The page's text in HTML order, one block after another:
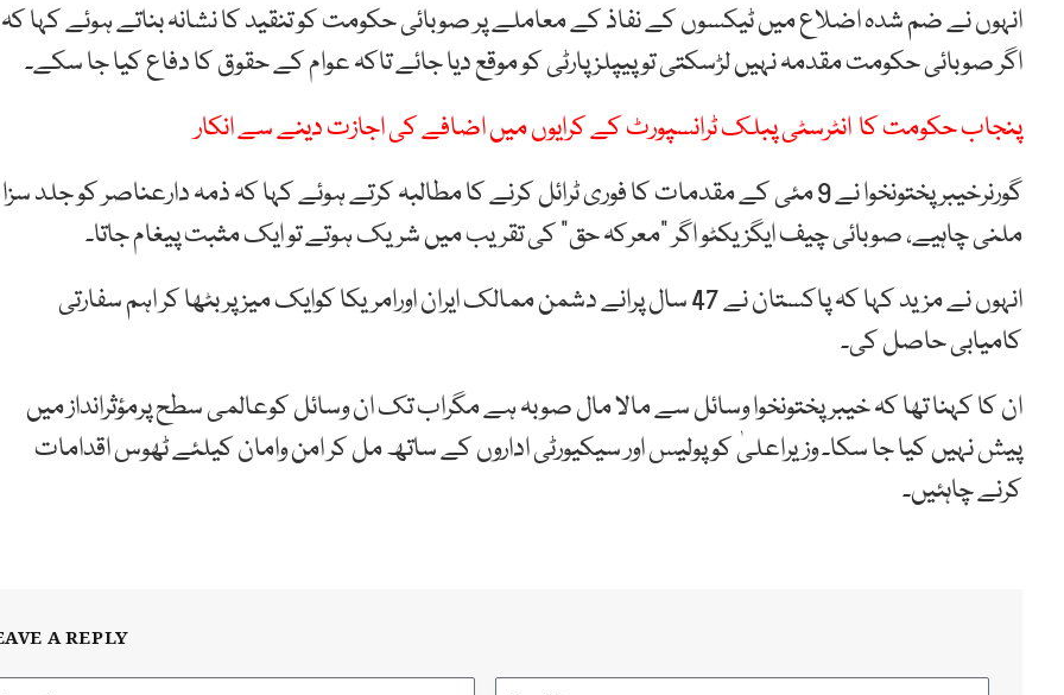
انہوں نے ضم شدہ اضلاع میں ٹیکسوں کے نفاذ کے معاملے پر صوبائی حکومت کو تنقید کا نشانہ بناتے ہوئے کہا کہ
اگر صوبائی حکومت مقدمہ نہیں لڑسکتی تو پیپلزپارٹی کو موقع دیا جائے تاکہ عوام کے حقوق کا دفاع کیا جا سکے۔
پنجاب حکومت کا انٹرسٹی پبلک ٹرانسپورٹ کے کرایوں میں اضافے کی اجازت دینے سے انکار
گورنرخیبرپختونخوا نے 9 مئی کے مقدمات کا فوری ٹرائل کرنے کا مطالبہ کرتے ہوئے کہا کہ ذمہ دارعناصر کو جلد سزا
ملنی چاہیے، صوبائی چیف ایگزیکٹو اگر “معرکہ حق” کی تقریب میں شریک ہوتے تو ایک مثبت پیغام جاتا۔
انہوں نے مزید کہا کہ پاکستان نے 47 سال پرانے دشمن ممالک ایران اورامریکا کوایک میز پر بٹھا کر اہم سفارتی
کامیابی حاصل کی۔
ان کا کہنا تھا کہ خیبرپختونخوا وسائل سے مالا مال صوبہ ہے مگراب تک ان وسائل کوعالمی سطح پرمؤثرانداز میں
پیش نہیں کیا جا سکا۔ وزیراعلیٰ کو پولیس اور سیکیورٹی اداروں کے ساتھ مل کر امن وامان کیلئے ٹھوس اقدامات
کرنے چاہئیں۔
A REPLY